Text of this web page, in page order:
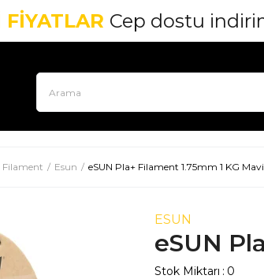
Cep dostu
Filament Esun eSUN Pla+ Filament 1.75mm 1 KG Mavi
ESUN
eSUN
Stok Miktarı : 0